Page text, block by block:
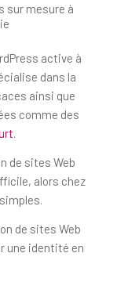
sur mesure à
active à
dans la
ainsi que
comme des
.
de sites Web
alors chez
de sites Web
une identité en